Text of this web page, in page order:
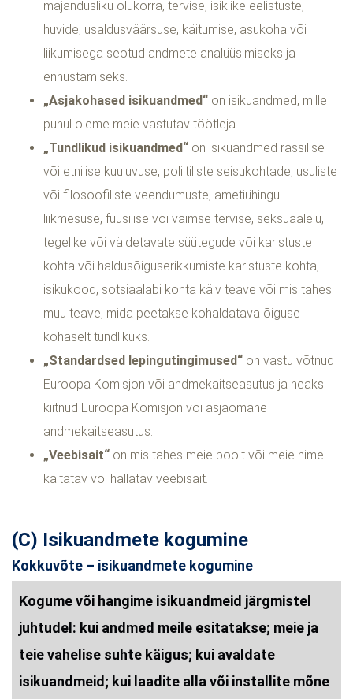
majandusliku olukorra, tervise, isiklike eelistuste,
huvide, usaldusväärsuse, käitumise, asukoha või
liikumisega seotud andmete analüüsimiseks ja
ennustamiseks.
„Asjakohased isikuandmed“ on isikuandmed, mille
puhul oleme meie vastutav töötleja.
„Tundlikud isikuandmed“ on isikuandmed rassilise
või etnilise kuuluvuse, poliitiliste seisukohtade, usuliste
või filosoofiliste veendumuste, ametiühingu
liikmesuse, füüsilise või vaimse tervise, seksuaalelu,
tegelike või väidetavate süütegude või karistuste
kohta või haldusõiguserikkumiste karistuste kohta,
isikukood, sotsiaalabi kohta käiv teave või mis tahes
muu teave, mida peetakse kohaldatava õiguse
kohaselt tundlikuks.
„Standardsed lepingutingimused“ on vastu võtnud
Euroopa Komisjon või andmekaitseasutus ja heaks
kiitnud Euroopa Komisjon või asjaomane
andmekaitseasutus.
„Veebisait“ on mis tahes meie poolt või meie nimel
käitatav või hallatav veebisait.
(C) Isikuandmete kogumine
Kokkuvõte – isikuandmete kogumine
Kogume või hangime isikuandmeid järgmistel
juhtudel: kui andmed meile esitatakse; meie ja
teie vahelise suhte käigus; kui avaldate
isikuandmeid; kui laadite alla või installite mõne